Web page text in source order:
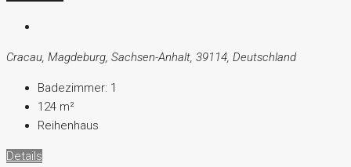
Cracau, Magdeburg, Sachsen-Anhalt, 39114, Deutschland
Badezimmer: 1
124 m²
Reihenhaus
Details